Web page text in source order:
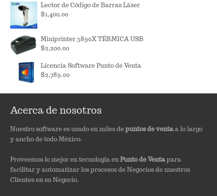
Lector de Código de Barras Láser
$1,400.00
Miniprinter 5890X TÉRMICA USB
$2,200.00
Licencia Software Punto de Venta
$2,789.00
Acerca de nosotros
Nuestro software es usado en miles depuntos de ventaa lo largo
y ancho de todo México.
Proveemos lo mejor en tecnología enPunto de Ventapara
facilitar y automatizar los procesos de Negocios de nuestros
Clientes en su Negocio.